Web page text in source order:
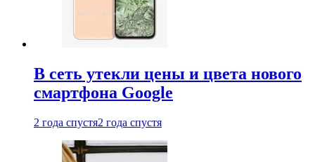
В сеть утекли цены и цвета нового
смартфона Google
2 года спустя2 года спустя